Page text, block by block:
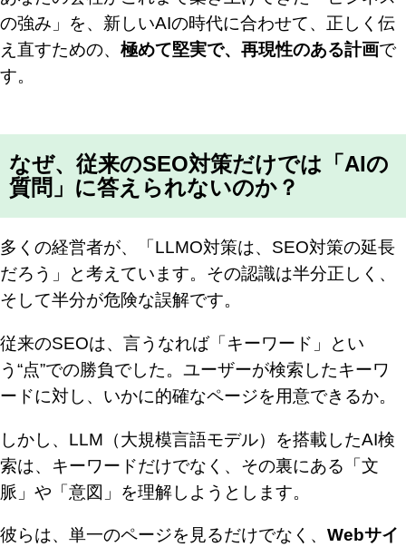
の強み」を、新しいAIの時代に合わせて、正しく伝
え直すための、 極めて堅実で、再現性のある計画で
す。
なぜ、従来のSEO対策だけでは「AIの
質問」に答えられないのか？
多くの経営者が、「LLMO対策は、SEO対策の延長
だろう」と考えています。その認識は半分正しく、
そして半分が危険な誤解です。
従来のSEOは、言うなれば「キーワード」とい
う“点”での勝負でした。ユーザーが検索したキーワ
ードに対し、いかに的確なページを用意できるか。
しかし、LLM（大規模言語モデル）を搭載したAI検
索は、キーワードだけでなく、その裏にある「文
脈」や「意図」を理解しようとします。
彼らは、単一のページを見るだけでなく、 Webサイ